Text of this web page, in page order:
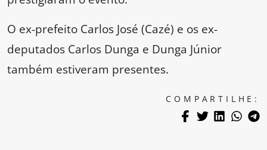
O ex-prefeito Carlos José (Cazé) e os ex-
deputados Carlos Dunga e Dunga Júnior
também estiveram presentes.
COMPARTILHE: